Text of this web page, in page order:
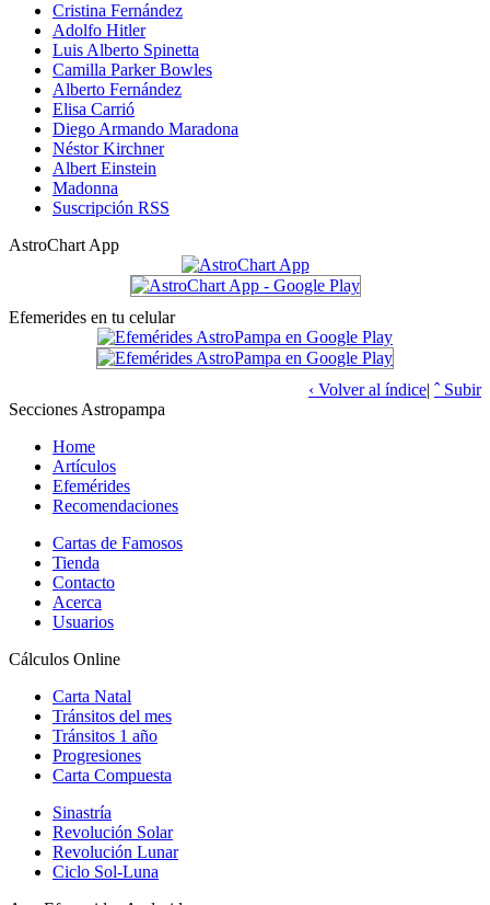
Cristina Fernández
Adolfo Hitler
Luis Alberto Spinetta
Camilla Parker Bowles
Alberto Fernández
Elisa Carrió
Diego Armando Maradona
Néstor Kirchner
Albert Einstein
Madonna
Suscripción RSS
AstroChart App
Efemerides en tu celular
‹ Volver al índice| ˆ Subir
Secciones Astropampa
Home
Artículos
Efemérides
Recomendaciones
Cartas de Famosos
Tienda
Contacto
Acerca
Usuarios
Cálculos Online
Carta Natal
Tránsitos del mes
Tránsitos 1 año
Progresiones
Carta Compuesta
Sinastría
Revolución Solar
Revolución Lunar
Ciclo Sol-Luna